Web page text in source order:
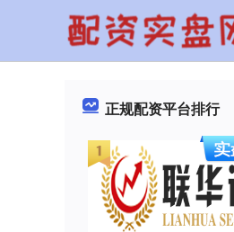
正规配资平台排行